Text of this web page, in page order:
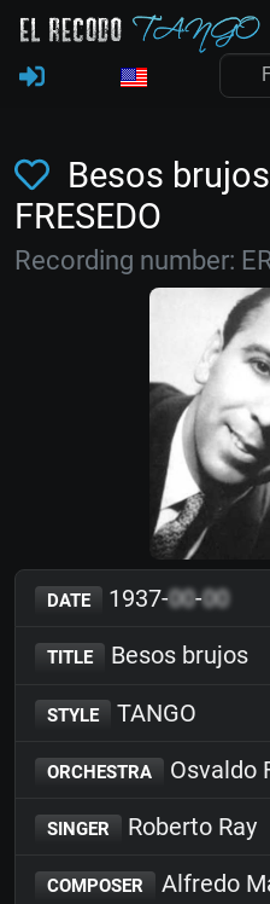
Besos
FRESEDO
Recording number:
DATE 1937-00-00
TITLE Besos brujos
STYLE TANGO
ORCHESTRA Osvaldo
SINGER Roberto Ray
COMPOSER
Alfredo